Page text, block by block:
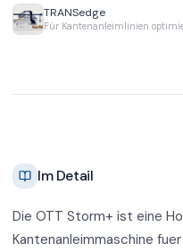
TRANSedge
Für Kantenanleimlinien
Im Detail
Die OTT Storm+ ist eine
Kantenanleimmaschine